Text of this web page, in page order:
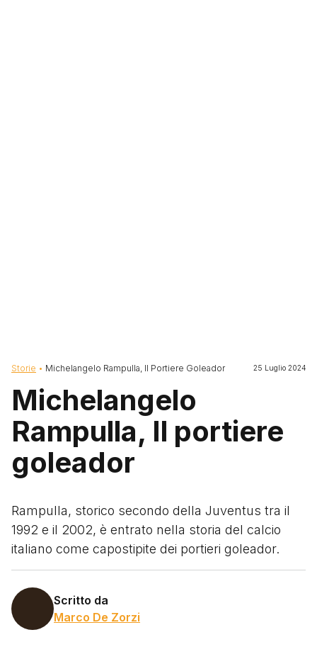
Briciole di pane
Storie Michelangelo Rampulla, Il Portiere Goleador 25 Luglio 2024
Michelangelo
Rampulla, Il portiere
goleador
Rampulla, storico secondo della Juventus tra il
1992 e il 2002, è entrato nella storia del calcio
italiano come capostipite dei portieri goleador.
Scritto da
Marco De Zorzi